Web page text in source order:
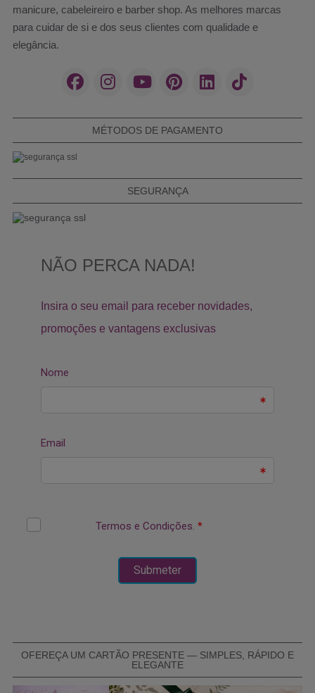
manicure, cabeleireiro e barber shop. As melhores marcas
para cuidar de si e dos seus clientes com qualidade e
elegância.
MÉTODOS DE PAGAMENTO
SEGURANÇA
OFEREÇA UM CARTÃO PRESENTE — SIMPLES, RÁPIDO E
ELEGANTE